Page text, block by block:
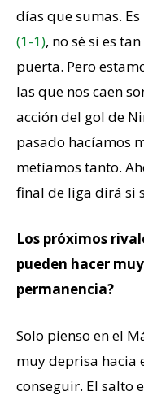
días que sumas.
(1-1), no sé si es
puerta. Pero
las que nos caen
acción del gol de
pasado hacíamos
metíamos tanto.
final de liga dirá si
Los próximos
pueden hacer
permanencia?
Solo pienso en el
muy deprisa hacia
conseguir. El salto